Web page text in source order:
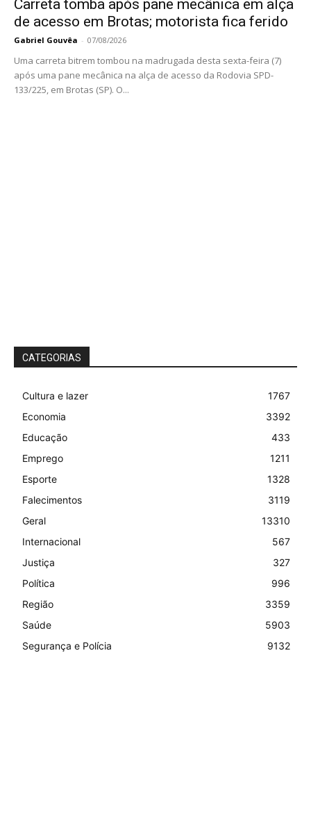
Carreta tomba após pane mecânica em alça
de acesso em Brotas; motorista fica ferido
Gabriel Gouvêa - 07/08/2026
Uma carreta bitrem tombou na madrugada desta sexta-feira (7)
após uma pane mecânica na alça de acesso da Rodovia SPD-
133/225, em Brotas (SP). O...
CATEGORIAS
Cultura e lazer
1767
Economia
3392
Educação
433
Emprego
1211
Esporte
1328
Falecimentos
3119
Geral
13310
Internacional
567
Justiça
327
Política
996
Região
3359
Saúde
5903
Segurança e Polícia
9132